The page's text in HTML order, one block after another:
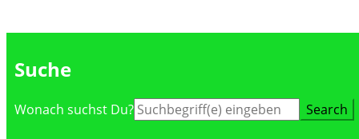
Suche
Suche
Wonach suchst Du?